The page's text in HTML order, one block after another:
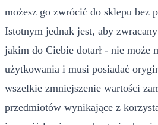
możesz go zwrócić do sklepu bez
Istotnym jednak jest, aby
jakim do Ciebie dotarł - nie może
użytkowania i musi posiadać
wszelkie zmniejszenie wartości
przedmiotów wynikające z